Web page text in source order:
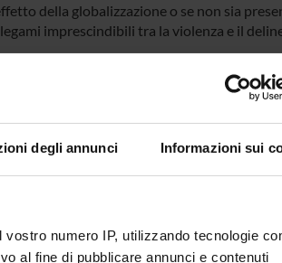
degli annunci Informazioni sui
numero IP, utilizzando tecnologie
al fine di pubblicare annunci e contenuti
della globalizzazione o se non sia
imprescindibili tra la violenza e il
e gestito dal Dipartimento